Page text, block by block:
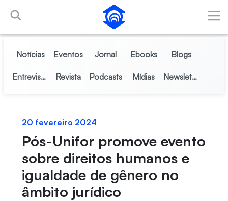
Pular para o Conteúdo principal
Notícias Eventos Jornal Ebooks Blogs
Entrevistas Revista Podcasts Mídias Newsletter
20 fevereiro 2024
Pós-Unifor promove evento
sobre direitos humanos e
igualdade de gênero no
âmbito jurídico